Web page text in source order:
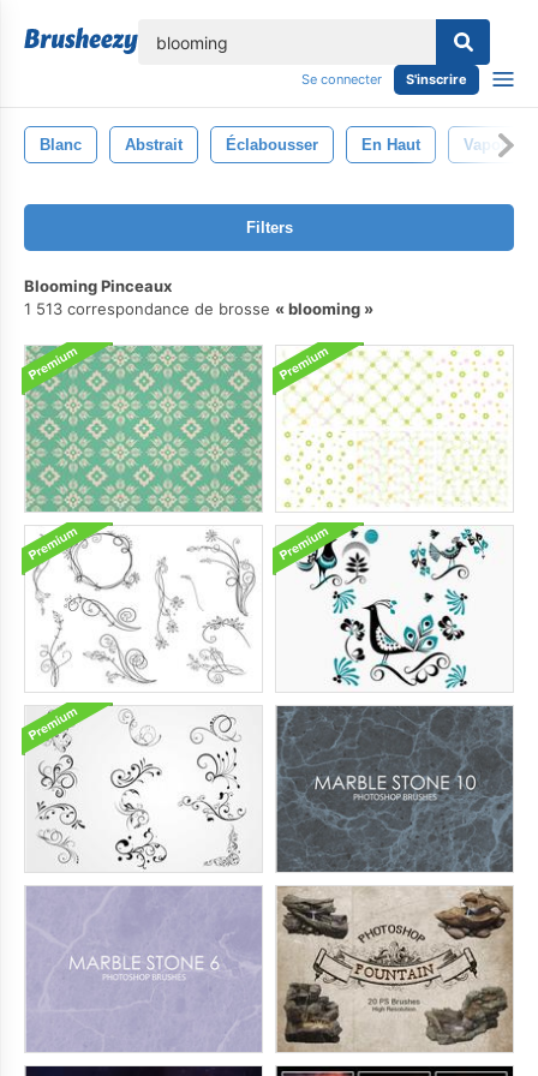
Se connecter S'inscrire
Blanc Abstrait Éclabousser En Haut
Filters
Blooming Pinceaux
1 513 correspondance de brosse
blooming